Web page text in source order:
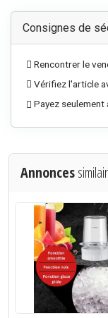
Consignes de
Rencontrer le
Vérifiez l'article
Payez
Annonces